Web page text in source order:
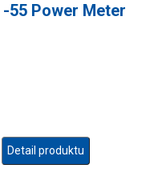
-55 Power Meter
Detail produktu